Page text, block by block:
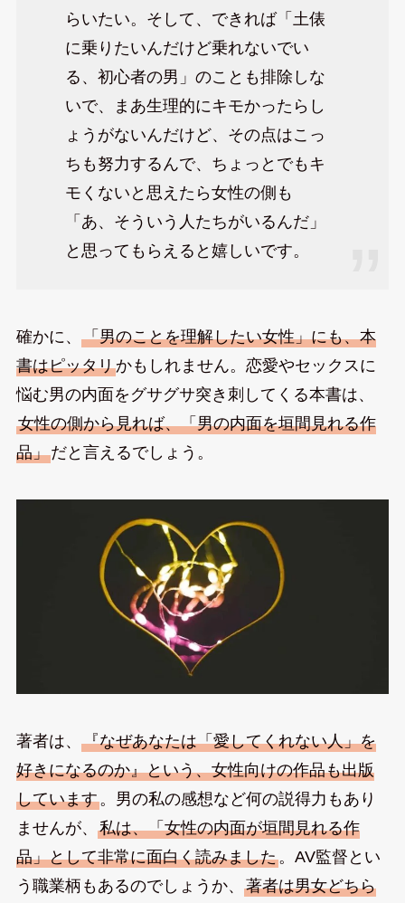
らいたい。そして、できれば「土俵
に乗りたいんだけど乗れないでい
る、初心者の男」のことも排除しな
いで、まあ生理的にキモかったらし
ょうがないんだけど、その点はこっ
ちも努力するんで、ちょっとでもキ
モくないと思えたら女性の側も
「あ、そういう人たちがいるんだ」
と思ってもらえると嬉しいです。
確かに、 「男のことを理解したい女性」にも、本
書はピッタリかもしれません。恋愛やセックスに
悩む男の内面をグサグサ突き刺してくる本書は、
女性の側から見れば、「男の内面を垣間見れる作
品」だと言えるでしょう。
著者は、 『なぜあなたは「愛してくれない人」を
好きになるのか』という、女性向けの作品も出版
しています。男の私の感想など何の説得力もあり
ませんが、 私は、「女性の内面が垣間見れる作
品」として非常に面白く読みました。AV監督とい
う職業柄もあるのでしょうか、 著者は男女どちら